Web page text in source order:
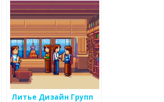
Литье Дизайн Групп